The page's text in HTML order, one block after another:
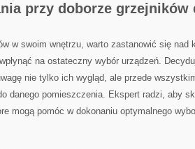
⁢przy ‌doborze grzejników
w swoim wnętrzu, warto zastanowić się nad​
na ostateczny wybór urządzeń.
nie tylko​ ich wygląd, ale przede
danego pomieszczenia. Ekspert radzi, aby
mogą pomóc w dokonaniu optymalnego